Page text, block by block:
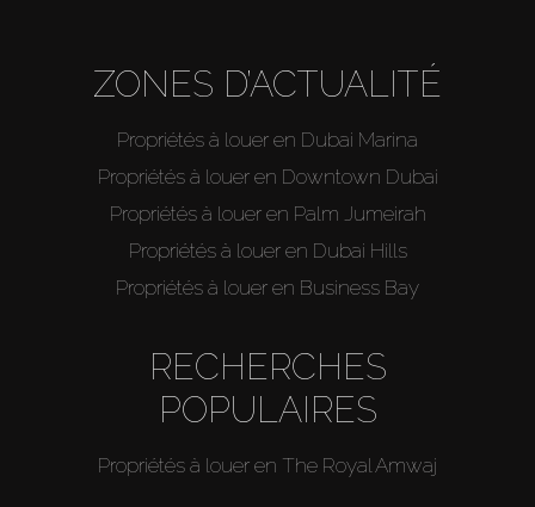
ZONES D’ACTUALITÉ
Propriétés à louer en Dubai Marina
Propriétés à louer en Downtown Dubai
Propriétés à louer en Palm Jumeirah
Propriétés à louer en Dubai Hills
Propriétés à louer en Business Bay
RECHERCHES
POPULAIRES
Propriétés à louer en The Royal Amwaj